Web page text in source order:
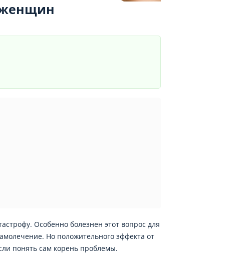
Особенно болезнен этот вопрос для
Но положительного эффекта от
понять сам корень проблемы.